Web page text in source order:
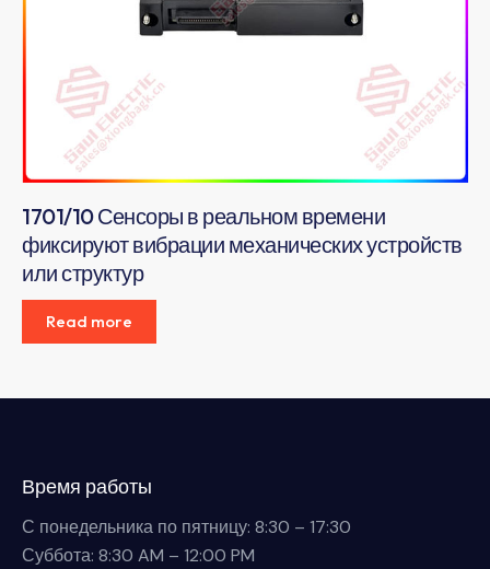
1701/10 Сенсоры в реальном времени
фиксируют вибрации механических устройств
или структур
Read more
Время работы
С понедельника по пятницу: 8:30 – 17:30
Суббота: 8:30 AM – 12:00 PM